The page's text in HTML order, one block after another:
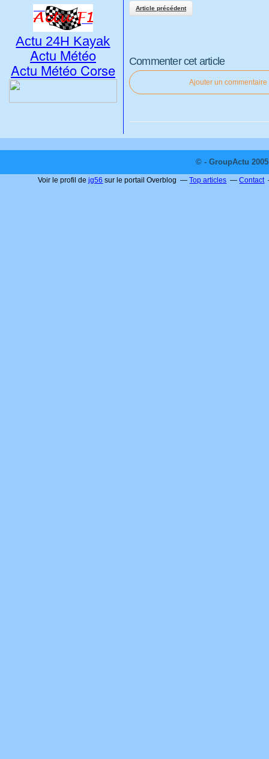
Article précédent
Commenter cet article
Ajouter un commentaire
Actu 24H Kayak
Actu Météo
Actu Météo Corse
© - GroupActu
Voir le profil dejg56 sur le portail Overblog Top articles Contact